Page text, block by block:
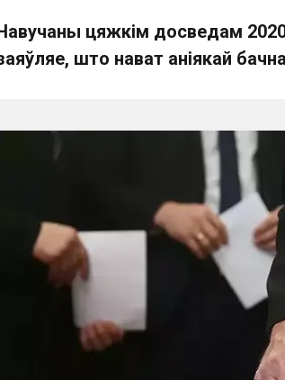
цяжкім досведам
што нават аніякай